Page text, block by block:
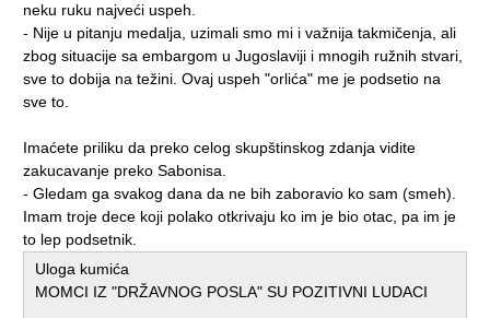
neku ruku najveći uspeh.
- Nije u pitanju medalja, uzimali smo mi i važnija takmičenja, ali
zbog situacije sa embargom u Jugoslaviji i mnogih ružnih stvari,
sve to dobija na težini. Ovaj uspeh "orlića" me je podsetio na
sve to.
Imaćete priliku da preko celog skupštinskog zdanja vidite
zakucavanje preko Sabonisa.
- Gledam ga svakog dana da ne bih zaboravio ko sam (smeh).
Imam troje dece koji polako otkrivaju ko im je bio otac, pa im je
to lep podsetnik.
Uloga kumića
MOMCI IZ "DRŽAVNOG POSLA" SU POZITIVNI LUDACI